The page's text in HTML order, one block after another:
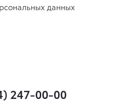
данных
247-00-00